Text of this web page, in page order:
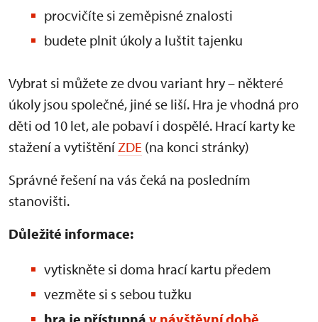
procvičíte si zeměpisné znalosti
budete plnit úkoly a luštit tajenku
Vybrat si můžete ze dvou variant hry – některé
úkoly jsou společné, jiné se liší. Hra je vhodná pro
děti od 10 let, ale pobaví i dospělé. Hrací karty ke
stažení a vytištění ZDE (na konci stránky)
Správné řešení na vás čeká na posledním
stanovišti.
Důležité informace:
vytiskněte si doma hrací kartu předem
vezměte si s sebou tužku